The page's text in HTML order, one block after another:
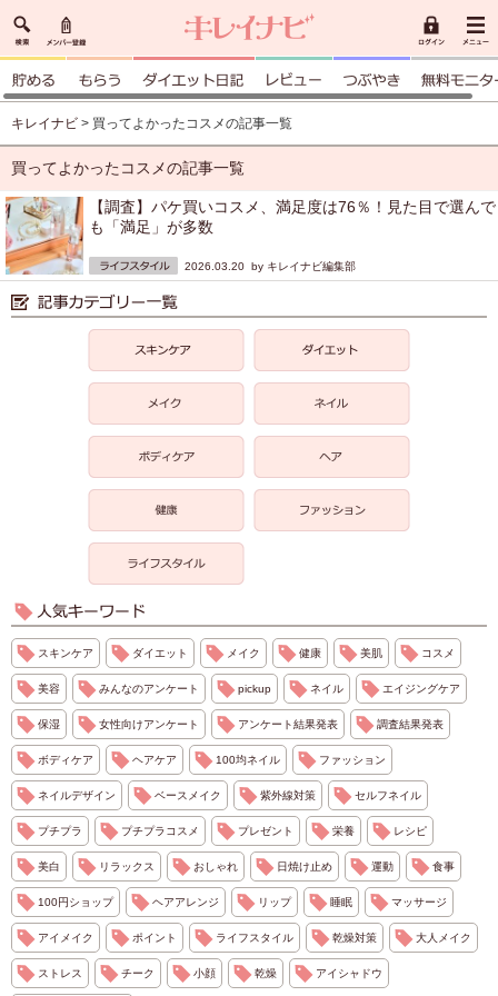
キレイナビ > 買ってよかったコスメの記事一覧
買ってよかったコスメの記事一覧
【調査】パケ買いコスメ、満足度は76％！見た目で選んで
も「満足」が多数
2026.03.20 by キレイナビ編集部
スキンケア ダイエット メイク 健康 美肌 コスメ
美容 みんなのアンケート pickup ネイル エイジングケア
保湿 女性向けアンケート アンケート結果発表 調査結果発表
ボディケア ヘアケア 100均ネイル ファッション
ネイルデザイン ベースメイク 紫外線対策 セルフネイル
プチプラ プチプラコスメ プレゼント 栄養 レシピ
美白 リラックス おしゃれ 日焼け止め 運動 食事
100円ショップ ヘアアレンジ リップ 睡眠 マッサージ
アイメイク ポイント ライフスタイル 乾燥対策 大人メイク
ストレス チーク 小顔 乾燥 アイシャドウ